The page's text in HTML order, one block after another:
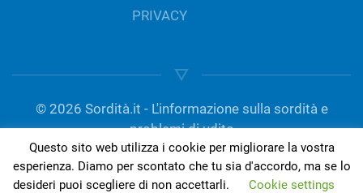
PRIVACY
© 2026 Sordità.it - L'informazione sulla sordità e
problemi di udito
gestito da Del Bo Tecnologia per l’ascolto | P.IVA
01189420050
Questo sito web utilizza i cookie per migliorare la vostra
esperienza. Diamo per scontato che tu sia d'accordo, ma se lo
desideri puoi scegliere di non accettarli.
Cookie settings